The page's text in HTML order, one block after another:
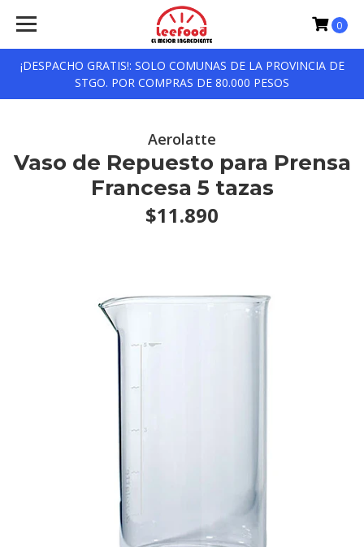
¡DESPACHO GRATIS!: SOLO COMUNAS DE LA PROVINCIA DE
STGO. POR COMPRAS DE 80.000 PESOS
0
Aerolatte
Vaso de Repuesto para Prensa
Francesa 5 tazas
$11.890